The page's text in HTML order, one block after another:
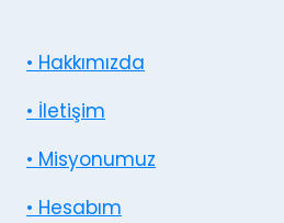
• Hakkımızda
• İletişim
• Misyonumuz
• Hesabım